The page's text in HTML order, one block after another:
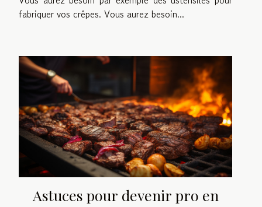
fabriquer vos crêpes. Vous aurez besoin...
Astuces pour devenir pro en